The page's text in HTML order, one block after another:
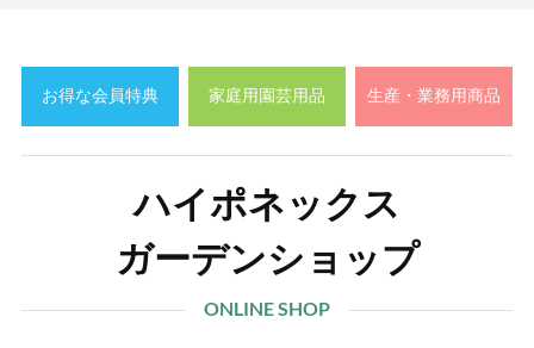
お得な会員特典 家庭用園芸用品 生産・業務用商品
ハイポネックス
ガーデンショップ
ONLINE SHOP